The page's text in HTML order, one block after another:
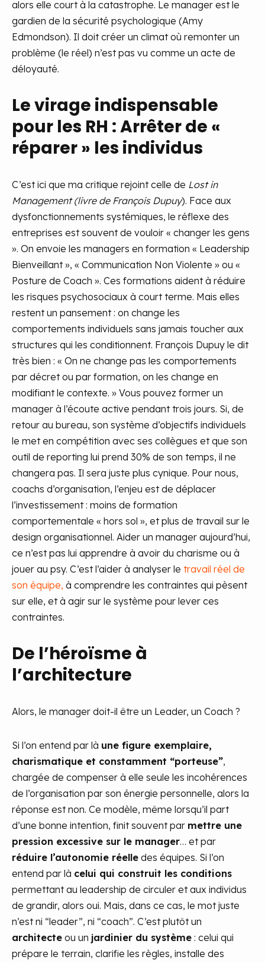
alors elle court à la catastrophe. Le manager est le
gardien de la sécurité psychologique (Amy
Edmondson). Il doit créer un climat où remonter un
problème (le réel) n’est pas vu comme un acte de
déloyauté.
Le virage indispensable
pour les RH : Arrêter de «
réparer » les individus
C’est ici que ma critique rejoint celle de Lost in
Management (livre de François Dupuy). Face aux
dysfonctionnements systémiques, le réflexe des
entreprises est souvent de vouloir « changer les gens
». On envoie les managers en formation « Leadership
Bienveillant », « Communication Non Violente » ou «
Posture de Coach ». Ces formations aident à réduire
les risques psychosociaux à court terme. Mais elles
restent un pansement : on change les
comportements individuels sans jamais toucher aux
structures qui les conditionnent. François Dupuy le dit
très bien : « On ne change pas les comportements
par décret ou par formation, on les change en
modifiant le contexte. » Vous pouvez former un
manager à l’écoute active pendant trois jours. Si, de
retour au bureau, son système d’objectifs individuels
le met en compétition avec ses collègues et que son
outil de reporting lui prend 30% de son temps, il ne
changera pas. Il sera juste plus cynique. Pour nous,
coachs d’organisation, l’enjeu est de déplacer
l’investissement : moins de formation
comportementale « hors sol », et plus de travail sur le
design organisationnel. Aider un manager aujourd’hui,
ce n’est pas lui apprendre à avoir du charisme ou à
jouer au psy. C’est l’aider à analyser le travail réel de
son équipe, à comprendre les contraintes qui pèsent
sur elle, et à agir sur le système pour lever ces
contraintes.
De l’héroïsme à
l’architecture
Alors, le manager doit-il être un Leader, un Coach ?
Si l’on entend par là une figure exemplaire,
charismatique et constamment “porteuse”,
chargée de compenser à elle seule les incohérences
de l’organisation par son énergie personnelle, alors la
réponse est non. Ce modèle, même lorsqu’il part
d’une bonne intention, finit souvent par mettre une
pression excessive sur le manager… et par
réduire l’autonomie réelle des équipes. Si l’on
entend par là celui qui construit les conditions
permettant au leadership de circuler et aux individus
de grandir, alors oui. Mais, dans ce cas, le mot juste
n’est ni “leader”, ni “coach”. C’est plutôt un
architecte ou un jardinier du système : celui qui
prépare le terrain, clarifie les règles, installe des